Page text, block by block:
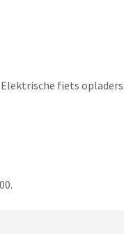
fiets opladers.